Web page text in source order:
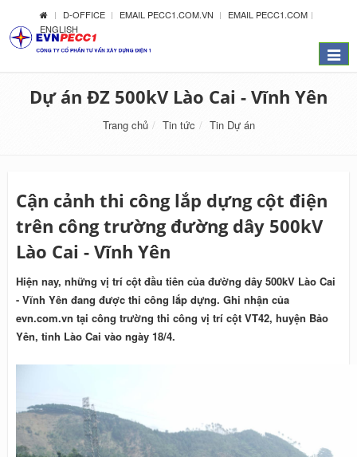
D-OFFICE EMAIL PECC1.COM.VN
EMAIL PECC1.COM
ENGLISH
Menu
Dự án ĐZ 500kV Lào Cai - Vĩnh Yên
Trang chủ Tin tức Tin Dự án
Cận cảnh thi công lắp dựng cột điện
trên công trường đường dây 500kV
Lào Cai - Vĩnh Yên
Hiện nay, những vị trí cột đầu tiên của đường dây 500kV Lào Cai
- Vĩnh Yên đang được thi công lắp dựng. Ghi nhận của
evn.com.vn tại công trường thi công vị trí cột VT42, huyện Bảo
Yên, tỉnh Lào Cai vào ngày 18/4.